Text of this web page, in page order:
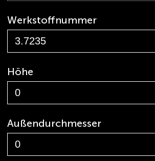
Werkstoffnummer
Höhe
Außendurchmesser